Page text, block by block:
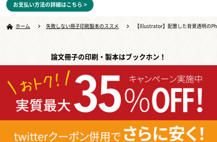
お支払い方法の詳細はこちら >
ホーム 失敗しない冊子印刷製本のススメ 【Illustrator】配置した背景透明の
論文冊子の印刷・製本はブックホン！